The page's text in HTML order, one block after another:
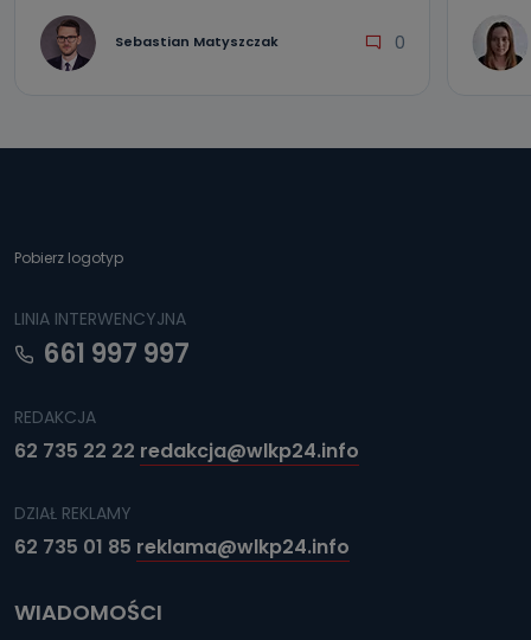
Sebastian Matyszczak 0
Pobierz logotyp
LINIA INTERWENCYJNA
661 997 997
REDAKCJA
62 735 22 22 redakcja@wlkp24.info
DZIAŁ REKLAMY
62 735 01 85 reklama@wlkp24.info
WIADOMOŚCI